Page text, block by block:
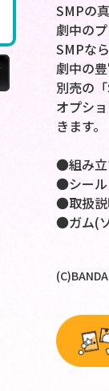
SMPの
劇中の
SMPな
劇中の
別売の
オプシ
きます。
●組み立
●シール
●取扱説
●ガム(